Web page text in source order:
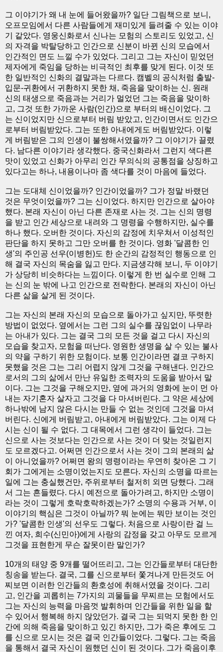
그 이야기가 왜 내 눈에 들어왔을까? 일단 그림책으로 보니,
오프모임에서 다른 사람들에게 재미있게 들려줄 수 있는 이야
기 같았다. 영웅신화로서 신나는 모험의 스토리도 있었고, 신
의 자격을 박탈당하고 인간으로 신분이 바뀐 신의 모습에서
인간적인 면도 느낄 수가 있었다. 그리고 그는 자신이 믿었던
제자에게 죽임을 당하는 비극적인 최후를 맞게 된다. 이것 또
한 일반적인 신화의 결말과는 다르다. 캠벨의 공식처럼 출발-
입문-귀환에서 귀환하지 못한 채, 죽음을 맞이하는 신. 원래
신의 태생으로 죽음과는 거리가 멀었던 그는 죽음을 맞이하
고, 그것 또한 가까운 사람(인간)으로 부터의 배신이었다. 그
는 신이었지만 신으로부터 버림 받았고, 인간이면서도 인간으
로부터 버림받았다. 그는 또한 아내에게도 버림받았다. 이렇
게 버림받은 그의 인생이 불쌍해서였을까? 그 이야기가 끌렸
다. 남다른 이야기라 생각했다. 중국신화라서 그런지 색다른
맛이 있었고 신화가 아무리 인간 무의식의 공통점을 상징하고
있다고는 하나, 내용이나마 좀 색다를 것이 마음에 들었다.
그는 도대체 신이었을까? 인간이었을까? 그가 정말 바랬던
것은 무엇이었을까? 그는 신이었다. 하지만 인간으로 살아야
했다. 본래 자신이 아닌 다른 존재로 사는 것. 그는 신의 명령
을 받고 인간 세상으로 내려와 그 명령을 수행하지만, 실수를
하나 했다. 오버한 것이다. 자신의 감정에 치우쳐서 이성적인
판단을 하지 못하고 그만 오버를 한 것이다. 영화 '달콤한 인
생'의 주인공 선우(이병헌)도 한 순간의 감정적인 행동으로 인
해 결국 자신의 목숨을 잃고 만다. 지금생각해 보니, 두 이야기
가 상당히 비슷하다는 느낌이다. 이렇게 한 번 실수로 인해 그
는 신의 눈 밖에 나고 인간으로 전락한다. 본래의 자신이 아닌
다른 삶을 살게 된 것이다.
그는 자신의 본래 자신의 모습으로 돌아가고 싶지만, 뚜렷한
방법이 없었다. 옆에서는 그런 그의 실수를 끊임없이 나무라
는 아내가 있다. 그는 결국 그의 모든 것을 걸고 다시 자신의
모습을 찾고자, 모험을 떠난다. 영원한 생명을 살 수 있는 불사
의 약을 구하기 위한 모험이다. 보통 인간이라면 결코 구하지
못했을 것은 그는 그리 어렵지 않게 그것을 구해낸다. 인간으
로서의 그의 삶에서 만난 유일한 조력자의 도움을 받아서 말
이다. 그는 그것을 구해오지만, 옆에 과거의 영화에 눈이 먼 아
내는 자기혼자 살자고 그것을 다 마셔버린다. 그 약은 세상에
하나밖에 남지 않은 다시는 만들 수 없는 것인데 그것을 마셔
버린다. 신에게 버림받고, 아내에게 버림받았다. 그는 이제 다
시는 신이 될 수 없다. 그 대목에서 그런 생각이 들었다. 그는
신으로 사는 것보다는 인간으로 사는 것이 더 맞는 것일런지
도 모르겠다고. 어쩌면 인간으로서 사는 것이 그의 본래의 삶
이 아니었을까? 어쩌면 왕의 명령이라는 우연히 찾아온 그 기
회가 그에게는 소명이었는지도 모른다. 자신의 소명을 따르는
일에 그는 충실했건만, 주위로부터 철저히 외면 당했다. 그래
서 그는 흔들렸다. 다시 예전으로 돌아가려고, 하지만 소명이
라는 것이 그렇게 호락호락하겠는가? 소명의 수용과 거부, 이
이야기의 핵심은 그것이 아닐까? 뭐 눈에는 뭐만 보이는 것인
가? '달콤한 인생'의 선우도 그렇다. 처음으로 사랑이란 걸 느
낀 여자, 희수(신민아)에게 사랑의 감정을 갖고 아무도 모르게
그것을 표현한게 무슨 잘못이란 말인가?
10개의 태양 중 9개를 떨어뜨리고, 그는 인간들로부터 대단한
칭송을 받는다. 결국, 그를 신으로부터 쫓겨나게 만든것도 어
찌보면 이러한 인간들의 환호성에 취해서였을 것이다. 그리
고, 인간을 괴롭히는 7가지의 괴물들을 무찌르는 모험에서도
그는 자신의 능력을 마음껏 발휘하며 인간들을 위한 일을 할
수 있어서 행복해 하지 않았던가. 결국 그는 되먹지 못한 한 인
간에 의해 죽음을 맞이하고 있긴 하지만, 그가 죽은 후에도 그
를 신으로 모시는 것은 결국 인간들이었다. 그렇다. 그는 죽음
을 통해서 결국 자신이 원했던 신이 된 것이다. 그가 죽음이후